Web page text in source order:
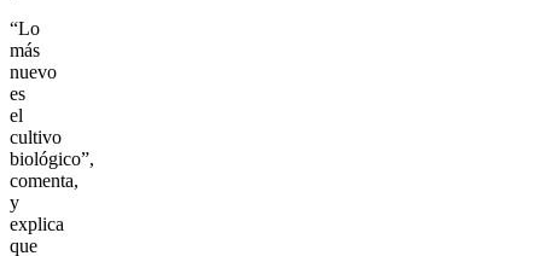
“Lo
más
nuevo
es
el
cultivo
biológico”,
comenta,
y
explica
que